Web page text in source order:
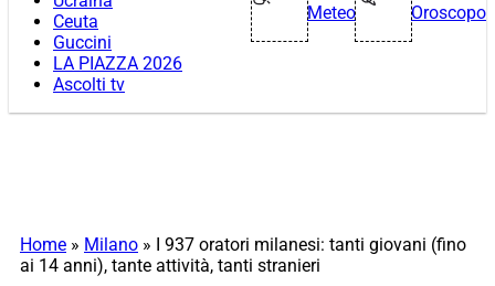
Ceuta
Guccini
LA PIAZZA 2026
Ascolti tv
Meteo Oroscopo
Home » Milano »
I 937 oratori milanesi: tanti giovani (fino
ai 14 anni), tante attività, tanti stranieri